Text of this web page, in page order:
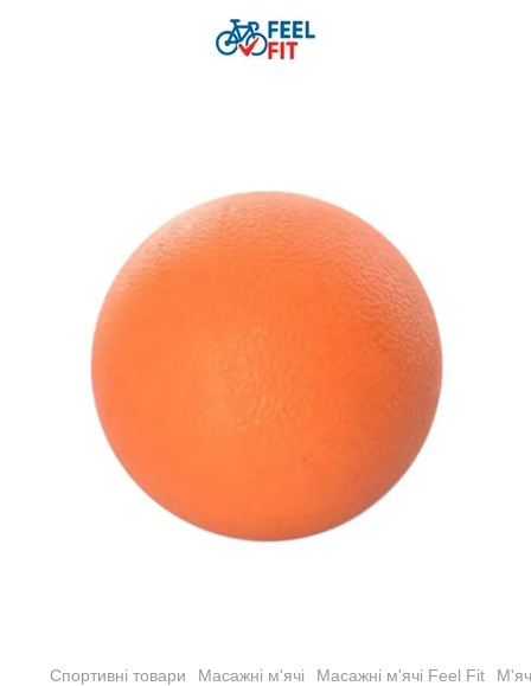
Спортивні товари Масажні м'ячі Масажні м'ячі Feel Fit